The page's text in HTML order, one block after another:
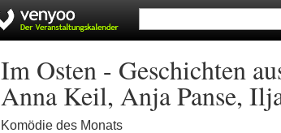
Im Osten - Geschichten
Anna Keil, Anja Panse,
Komödie des Monats